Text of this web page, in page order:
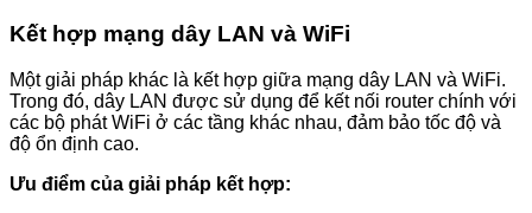
Kết hợp mạng dây LAN và WiFi
Một giải pháp khác là kết hợp giữa mạng dây LAN và WiFi.
Trong đó, dây LAN được sử dụng để kết nối router chính với
các bộ phát WiFi ở các tầng khác nhau, đảm bảo tốc độ và
độ ổn định cao.
Ưu điểm của giải pháp kết hợp: